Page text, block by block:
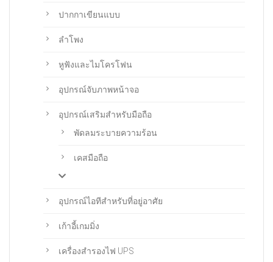
ปากกาเขียนแบบ
ลำโพง
หูฟังและไมโครโฟน
อุปกรณ์จับภาพหน้าจอ
อุปกรณ์เสริมสำหรับมือถือ
พัดลมระบายความร้อน
เคสมือถือ
อุปกรณ์ไอทีสำหรับที่อยู่อาศัย
เก้าอี้เกมมิ่ง
เครื่องสำรองไฟ UPS